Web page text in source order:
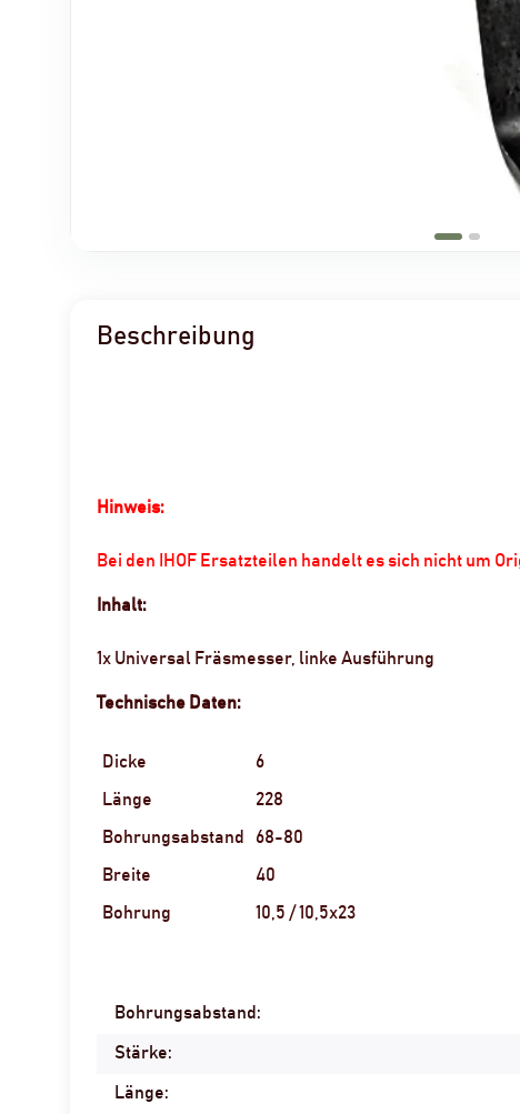
Beschreibung
Hinweis:
Bei den IHOF Ersatzteilen handelt es sich nicht um
Inhalt:
1x Universal Fräsmesser, linke Ausführung
Technische Daten:
Dicke 6
Länge 228
Bohrungsabstand 68-80
Breite 40
Bohrung 10,5 / 10,5x23
Produkteigenschaft
Wert
Bohrungsabstand:
Stärke:
Länge: